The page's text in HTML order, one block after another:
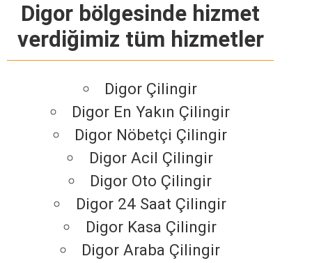
Digor bölgesinde hizmet
verdiğimiz tüm hizmetler
Digor Çilingir
Digor En Yakın Çilingir
Digor Nöbetçi Çilingir
Digor Acil Çilingir
Digor Oto Çilingir
Digor 24 Saat Çilingir
Digor Kasa Çilingir
Digor Araba Çilingir